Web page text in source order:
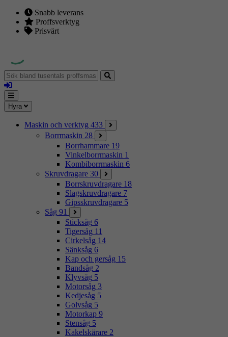
Snabb leverans
Proffsverktyg
Prisvärt
Sök
bland
tusentals
proffsmaskiner
Logga
in
Mina
sidor
Meny
Hyra
Maskin och verktyg 433
Borrmaskin 28
Borrhammare 19
Vinkelborrmaskin 1
Kombiborrmaskin 6
Skruvdragare 30
Borrskruvdragare 18
Slagskruvdragare 7
Gipsskruvdragare 5
Såg 91
Sticksåg 6
Tigersåg 11
Cirkelsåg 14
Sänksåg 6
Kap och gersåg 15
Bandsåg 2
Klyvsåg 5
Motorsåg 3
Kedjesåg 5
Golvsåg 5
Motorkap 9
Stensåg 5
Kakelskärare 2